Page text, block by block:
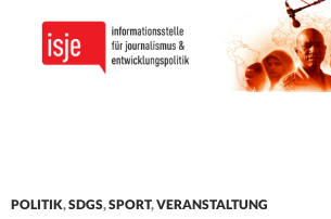
POLITIK,SDGS,SPORT,VERANSTALTUNG